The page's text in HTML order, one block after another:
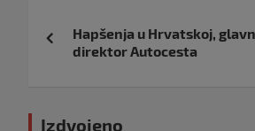
objava
Hapšenja u Hrvatskoj,
direktor Autocesta
Izdvojeno